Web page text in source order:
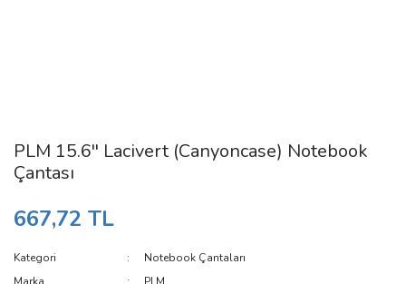
PLM 15.6'' Lacivert (Canyoncase) Notebook
Çantası
667,72 TL
Kategori
Notebook Çantaları